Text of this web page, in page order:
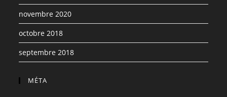
novembre 2020
octobre 2018
septembre 2018
MÉTA